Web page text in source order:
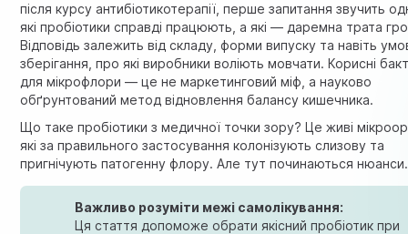
після курсу антибіотикотерапії, перше запитання звучить
які пробіотики справді працюють, а які — даремна трата
Відповідь залежить від складу, форми випуску та навіть
зберігання, про які виробники воліють мовчати. Корисні
для мікрофлори — це не маркетинговий міф, а науково
обґрунтований метод відновлення балансу кишечника.
Що таке пробіотики з медичної точки зору? Це живі
які за правильного застосування колонізують слизову та
пригнічують патогенну флору. Але тут починаються нюанси.
Важливо розуміти межі самолікування:
Ця стаття допоможе обрати якісний пробіотик при